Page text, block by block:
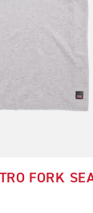
FORK